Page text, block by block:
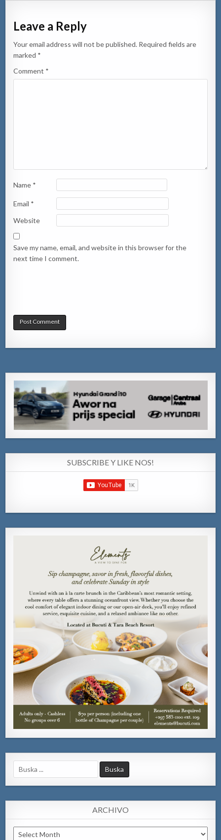
Leave a Reply
Your email address will not be published. Required fields are
marked *
Comment *
Name *
Email *
Website
Save my name, email, and website in this browser for the
next time I comment.
SUBSCRIBE Y LIKE NOS!
Search
for:
ARCHIVO
Archivo